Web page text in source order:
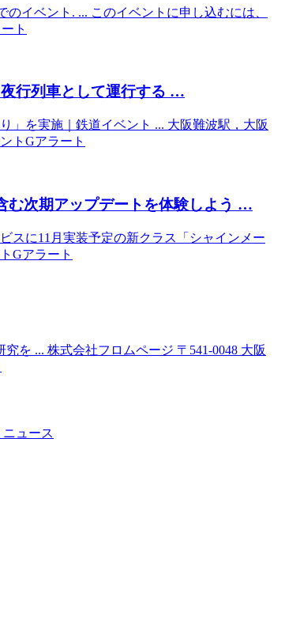
イベント. ... このイベントに申し込むには、
ト
行列車として運行する …
」を実施｜鉄道イベント ... 大阪難波駅，大阪
トGアラート
む次期アップデートを体験しよう …
スに11月実装予定の新クラス「シャインメー
Gアラート
を ... 株式会社フロムページ 〒541-0048 大阪
ニュース